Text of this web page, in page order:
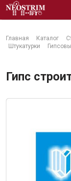
Главная Каталог
Штукатурки
Гипс